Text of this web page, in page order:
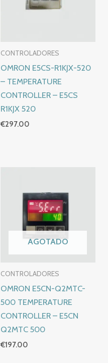
CONTROLADORES
OMRON E5CS-R1KJX-520
– TEMPERATURE
CONTROLLER – E5CS
R1KJX 520
€297.00
AGOTADO
CONTROLADORES
OMRON E5CN-Q2MTC-
500 TEMPERATURE
CONTROLLER – E5CN
Q2MTC 500
€197.00